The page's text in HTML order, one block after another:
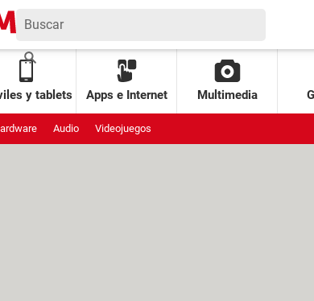
y tablets Apps e Internet Multimedia
Audio Videojuegos